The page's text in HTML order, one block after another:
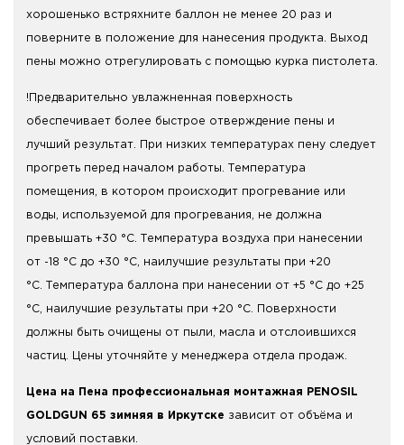
хорошенько встряхните баллон не менее 20 раз и
поверните в положение для нанесения продукта. Выход
пены можно отрегулировать с помощью курка пистолета.
!Предварительно увлажненная поверхность
обеспечивает более быстрое отверждение пены и
лучший результат. При низких температурах пену следует
прогреть перед началом работы. Температура
помещения, в котором происходит прогревание или
воды, используемой для прогревания, не должна
превышать +30 °C. Температура воздуха при нанесении
от -18 °C до +30 °C, наилучшие результаты при +20
°C. Температура баллона при нанесении от +5 °C до +25
°C, наилучшие результаты при +20 °C. Поверхности
должны быть очищены от пыли, масла и отслоившихся
частиц. Цены уточняйте у менеджера отдела продаж.
Цена на Пена профессиональная монтажная PENOSIL
GOLDGUN 65 зимняя в Иркутске зависит от объёма и
условий поставки.